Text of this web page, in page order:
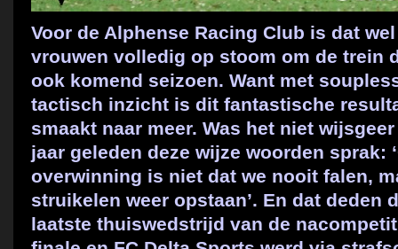
Voor de Alphense Racing Club is dat
vrouwen volledig op stoom om de trein
ook komend seizoen. Want met
tactisch inzicht is dit fantastische
smaakt naar meer. Was het niet
jaar geleden deze wijze woorden sprak:
overwinning is niet dat we nooit falen,
struikelen weer opstaan’. En dat deden
laatste thuiswedstrijd van de